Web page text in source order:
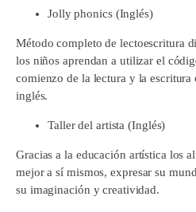
Jolly phonics (Inglés)
Método completo de lectoescritura
los niños aprendan a utilizar el
comienzo de la lectura y la escritura
inglés.
Taller del artista (Inglés)
Gracias a la educación artística los
mejor a sí mismos, expresar su
su imaginación y creatividad.